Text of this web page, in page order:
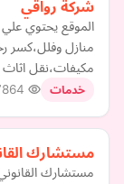
شركة رواقي
الموقع يحتوي
منازل وفلل،كسر
مكيفات،نقل
خدمات
مستشارك
مستشارك